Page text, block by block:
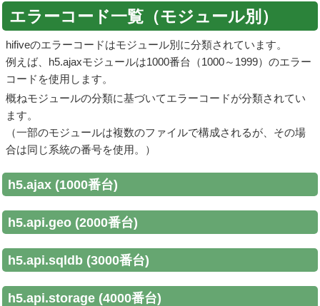
エラーコード一覧（モジュール別）
hifiveのエラーコードはモジュール別に分類されています。
例えば、h5.ajaxモジュールは1000番台（1000～1999）のエラー
コードを使用します。
概ねモジュールの分類に基づいてエラーコードが分類されてい
ます。
（一部のモジュールは複数のファイルで構成されるが、その場
合は同じ系統の番号を使用。）
h5.ajax (1000番台)
h5.api.geo (2000番台)
h5.api.sqldb (3000番台)
h5.api.storage (4000番台)